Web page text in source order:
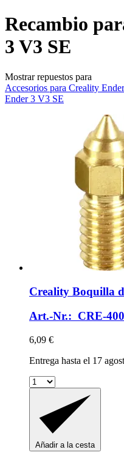
Recambio
3 V3 SE
Mostrar repuestos para
Accesorios para Creality
Ender 3 V3 SE
Creality Boquilla
Art.-Nr.: CRE-
6,09 €
Entrega hasta el 17
Añadir a la cesta